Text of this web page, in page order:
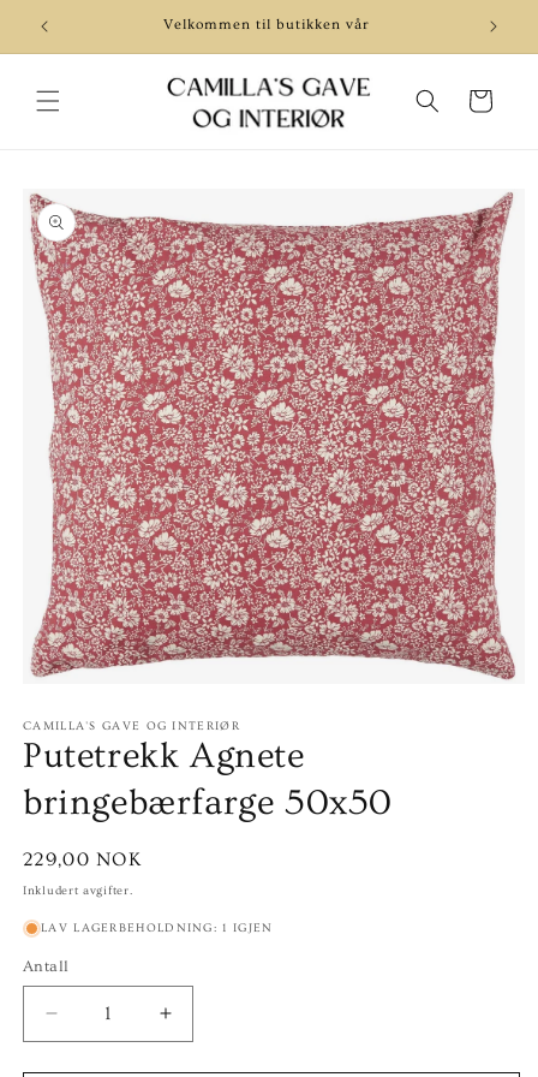
til
Velkommen til butikken vår
Handlekurv
til
1
i
modal
CAMILLA'S GAVE OG INTERIØR
Putetrekk Agnete
bringebærfarge 50x50
Vanlig
pris
229,00 NOK
Inkludert avgifter.
LAV LAGERBEHOLDNING: 1 IGJEN
Antall
antallet
Øk
antallet